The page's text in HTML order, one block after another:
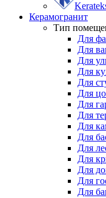
Керамогранит
Тип
Для
Для
Для
Для
Для
Для
Для
Для
Для
Для
Для
Для
Для
Для
Для